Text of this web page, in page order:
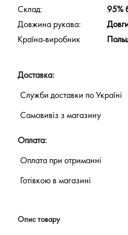
Склад:
95%
Довжина рукава:
Країна-виробник
Доставка:
Служби доставки по Україні
Самовивіз з магазину
Оплата:
Оплата при отриманні
Готівкою в магазині
Опис товару